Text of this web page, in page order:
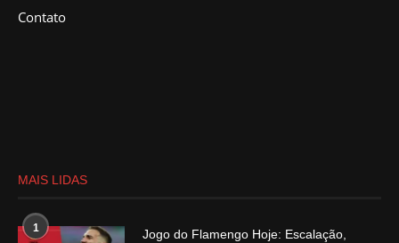
Contato
MAIS LIDAS
1
Jogo do Flamengo Hoje: Escalação,